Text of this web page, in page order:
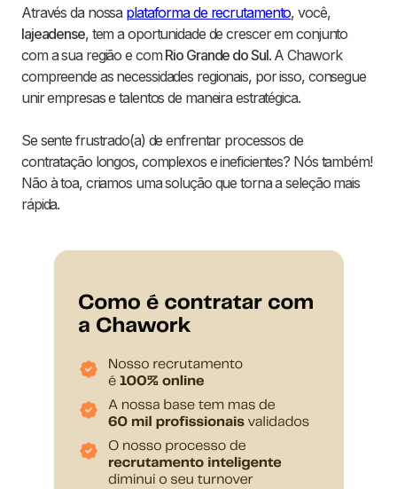
Através da nossa plataforma de recrutamento, você,
lajeadense, tem a oportunidade de crescer em conjunto
com a sua região e com Rio Grande do Sul. A Chawork
compreende as necessidades regionais, por isso, consegue
unir empresas e talentos de maneira estratégica.
Se sente frustrado(a) de enfrentar processos de
contratação longos, complexos e ineficientes? Nós também!
Não à toa, criamos uma solução que torna a seleção mais
rápida.